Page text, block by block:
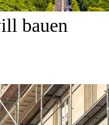
bauen